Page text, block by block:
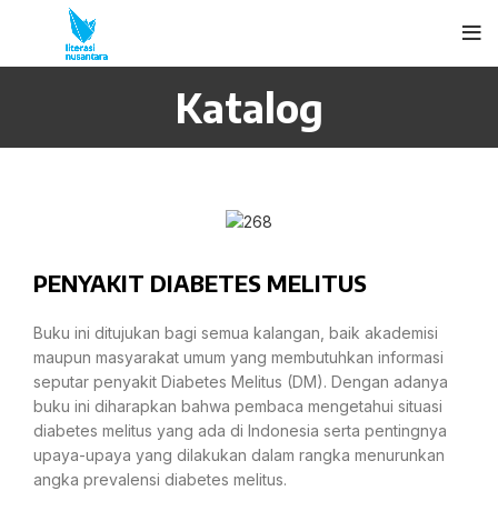
Katalog
PENYAKIT DIABETES MELITUS
Buku ini ditujukan bagi semua kalangan, baik akademisi
maupun masyarakat umum yang membutuhkan informasi
seputar penyakit Diabetes Melitus (DM). Dengan adanya
buku ini diharapkan bahwa pembaca mengetahui situasi
diabetes melitus yang ada di Indonesia serta pentingnya
upaya-upaya yang dilakukan dalam rangka menurunkan
angka prevalensi diabetes melitus.